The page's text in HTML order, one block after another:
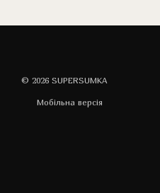
© 2026 SUPERSUMKA
Мобільна версія